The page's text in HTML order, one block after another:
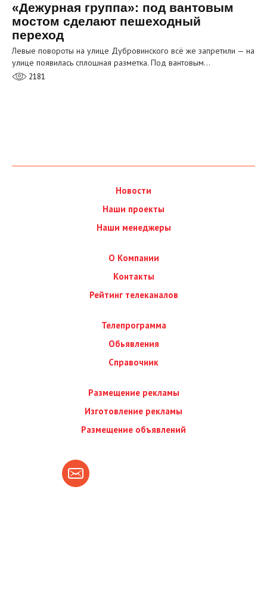
«Дежурная группа»: под вантовым
мостом сделают пешеходный
переход
Левые повороты на улице Дубровинского всё же запретили — на
улице появилась сплошная разметка. Под вантовым…
2181
Новости
Наши проекты
Наши менеджеры
О Компании
Контакты
Рейтинг телеканалов
Телепрограмма
Обьявления
Справочник
Размещение рекламы
Изготовление рекламы
Размещение объявлений